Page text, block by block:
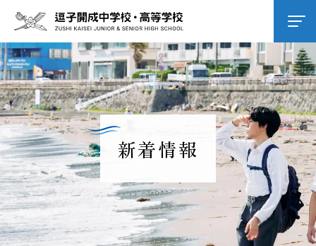
学校紹介
逗子開成の教育
学校生活
進路進学
新着情報